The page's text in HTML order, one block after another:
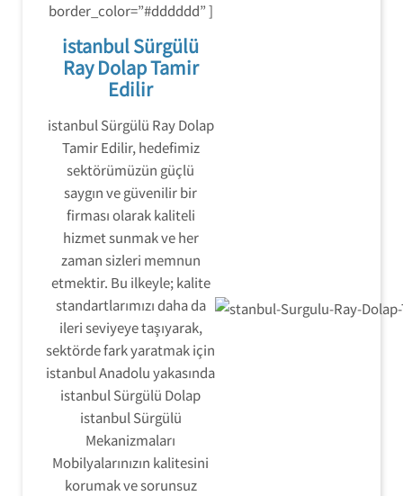
border_color=”#dddddd” ]
istanbul Sürgülü
Ray Dolap Tamir
Edilir
istanbul Sürgülü Ray Dolap
Tamir Edilir, hedefimiz
sektörümüzün güçlü
saygın ve güvenilir bir
firması olarak kaliteli
hizmet sunmak ve her
zaman sizleri memnun
etmektir. Bu ilkeyle; kalite
standartlarımızı daha da
ileri seviyeye taşıyarak,
sektörde fark yaratmak için
istanbul Anadolu yakasında
istanbul Sürgülü Dolap
istanbul Sürgülü
Mekanizmaları
Mobilyalarınızın kalitesini
korumak ve sorunsuz